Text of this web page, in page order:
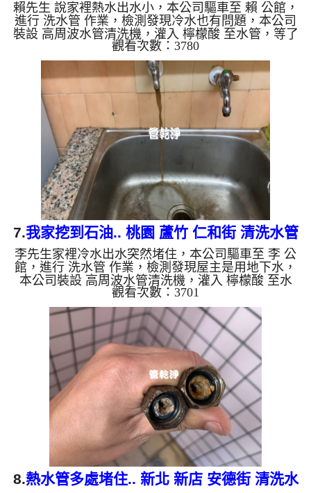
管
賴先生 說家裡熱水出水小，本公司驅車至 賴 公館，
進行 洗水管 作業，檢測發現冷水也有問題，本公司
裝設 高周波水管清洗機，灌入 檸檬酸 至水管，等了
約15分，開啟 水管清洗機 ，啟動 螺旋波 模式，一洗
就流出咖啡，二個多小時後，冷熱出水變大出水量恢
復了。 如是自來水，如水管老化，會產生鐵鏽跟泥
沙堆積，洗出來的水就會是咖啡色，地下水含有氧化
錳，管壁上會結成黑色管垢，洗出來的水會跟石油一
樣黑，有些洗出綠色的水，是因為裡面有銅的物質，
生鏽產生銅綠，如是藍色的水，是因為水龍頭合金的
養化造成，有些水...
觀看次數：3780
7.我家挖到石油.. 桃園 蘆竹 仁和街 清洗水管
李先生家裡冷水出水突然堵住，本公司驅車至 李 公
館，進行 洗水管 作業，檢測發現屋主是用地下水，
本公司裝設 高周波水管清洗機，灌入 檸檬酸 至水
管，等了約15分，開啟 水管清洗機 ，啟動 螺旋波 模
式，一洗就流出泥水，越洗就越髒，突然發現石油，
四個多小時後，出水量恢復了。 如是自來水，如水
管老化，會產生鐵鏽跟泥沙堆積，洗出來的水就會是
咖啡色，地下水含有氧化錳，管壁上會結成黑色管
垢，洗出來的水會跟石油一樣黑，有些洗出綠色的
水，是因為裡面有銅的物質，生鏽產生銅綠，如是藍
色的水，是因為水龍頭合金...
觀看次數：3701
8.熱水管多處堵住.. 新北 新店 安德街 清洗水